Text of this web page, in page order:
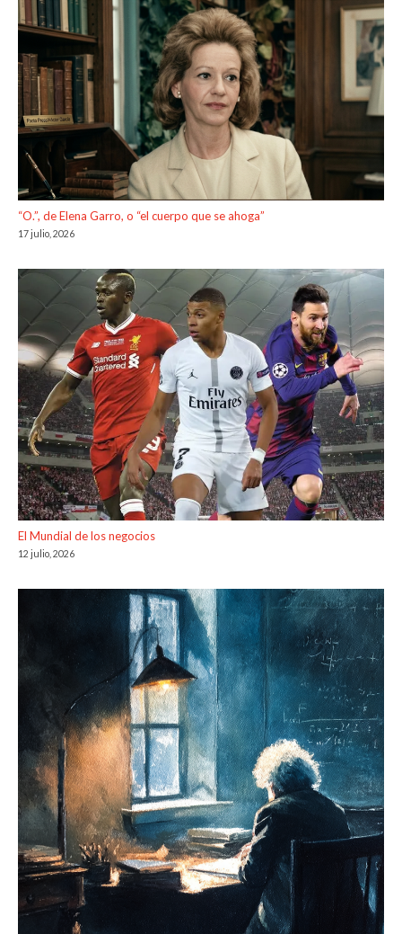
“O.”, de Elena Garro, o “el cuerpo que se ahoga”
17 julio, 2026
El Mundial de los negocios
12 julio, 2026